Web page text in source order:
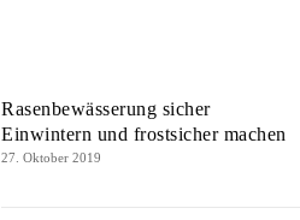
Rasenbewässerung sicher
Einwintern und frostsicher machen
27. Oktober 2019